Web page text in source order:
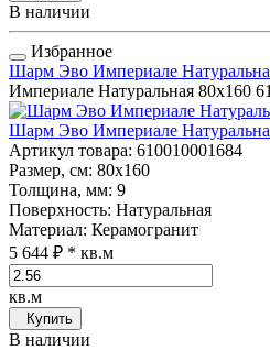
В наличии
Избранное
Шарм Эво Империале
Империале Натуральная 80x160
Шарм Эво Империале
Артикул товара: 610010001684
Размер, см: 80x160
Толщина, мм: 9
Поверхность: Натуральная
Материал: Керамогранит
5 644 ₽ * кв.м
кв.м
Купить
В наличии